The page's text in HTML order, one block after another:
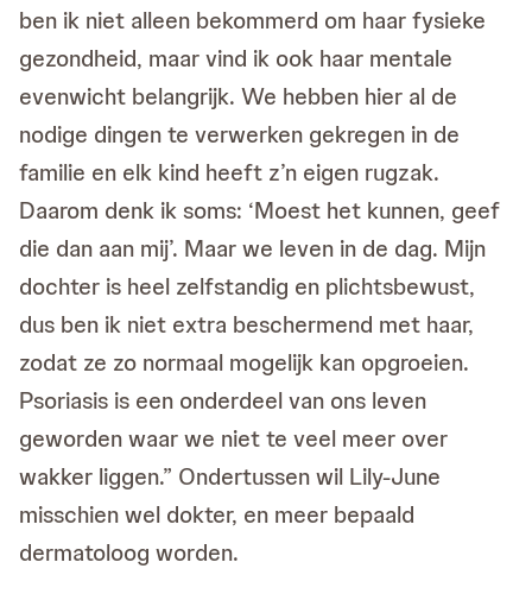
ben ik niet alleen bekommerd om haar fysieke
gezondheid, maar vind ik ook haar mentale
evenwicht belangrijk. We hebben hier al de
nodige dingen te verwerken gekregen in de
familie en elk kind heeft z’n eigen rugzak.
Daarom denk ik soms: ‘Moest het kunnen, geef
die dan aan mij’. Maar we leven in de dag. Mijn
dochter is heel zelfstandig en plichtsbewust,
dus ben ik niet extra beschermend met haar,
zodat ze zo normaal mogelijk kan opgroeien.
Psoriasis is een onderdeel van ons leven
geworden waar we niet te veel meer over
wakker liggen.” Ondertussen wil Lily-June
misschien wel dokter, en meer bepaald
dermatoloog worden.